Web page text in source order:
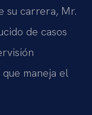
su carrera, Mr.
de casos
maneja el